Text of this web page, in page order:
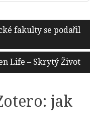
fakulty se podařil
Life – Skrytý Život
jak